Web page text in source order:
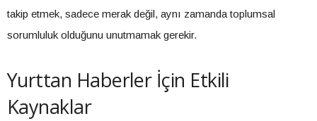
takip etmek, sadece merak değil, aynı zamanda toplumsal
sorumluluk olduğunu unutmamak gerekir.
Yurttan Haberler İçin Etkili
Kaynaklar